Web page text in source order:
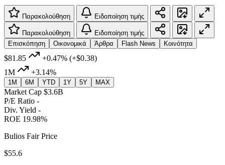
Παρακολούθηση Ειδοποίηση τιμής
Παρακολούθηση
Ειδοποίηση τιμής
Επισκόπηση
Οικονομικά Άρθρα Flash News Κοινότητα
$81.85 +0.47% (+$0.38)
1M
+3.14%
1M 6M YTD 1Y 5Y MAX
Market Cap $3.6B
P/E Ratio -
Div. Yield -
ROE 19.98%
Bulios Fair Price
$55.6